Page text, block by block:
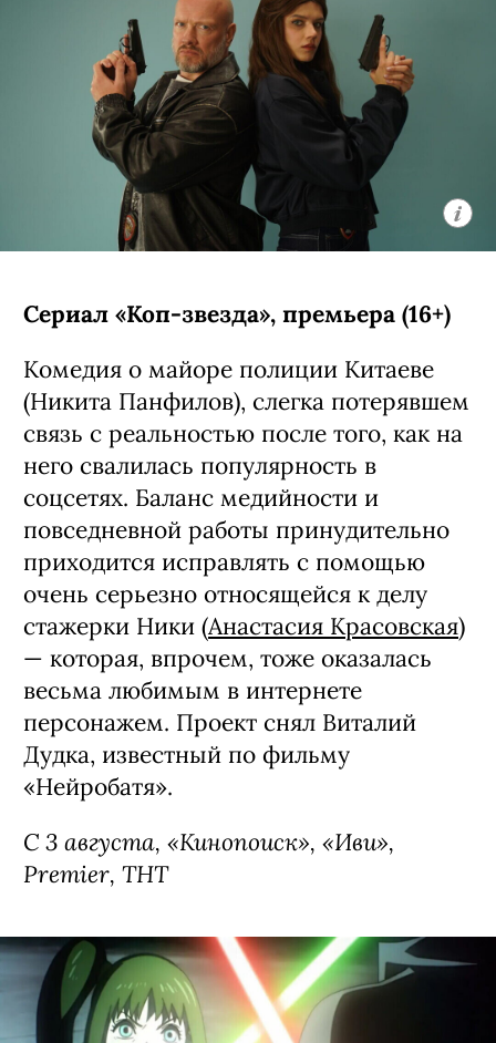
Сериал «Коп-звезда», премьера (16+)
Комедия о майоре полиции Китаеве
(Никита Панфилов), слегка потерявшем
связь с реальностью после того, как на
него свалилась популярность в
соцсетях. Баланс медийности и
повседневной работы принудительно
приходится исправлять с помощью
очень серьезно относящейся к делу
стажерки Ники (Анастасия Красовская)
— которая, впрочем, тоже оказалась
весьма любимым в интернете
персонажем. Проект снял Виталий
Дудка, известный по фильму
«Нейробатя».
С 3 августа, «Кинопоиск», «Иви»,
Premier, ТНТ